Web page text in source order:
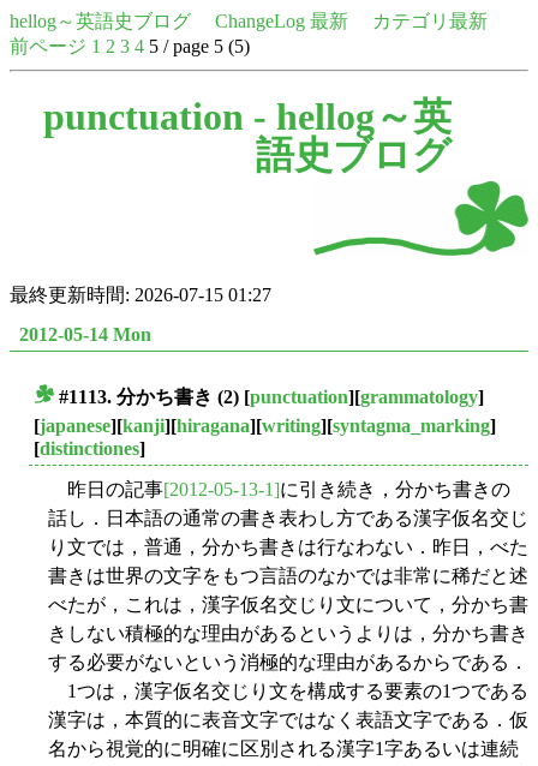
hellog～英語史ブログ ChangeLog 最新
カテゴリ最新
前ページ 1 2 3 4 5 / page 5 (5)
punctuation - hellog～英
語史ブログ
最終更新時間: 2026-07-15 01:27
2012-05-14 Mon
#1113. 分かち書き (2) [punctuation][grammatology]
[japanese][kanji][hiragana][writing][syntagma_marking]
[distinctiones]
昨日の記事[2012-05-13-1]に引き続き，分かち書きの
話し．日本語の通常の書き表わし方である漢字仮名交じ
り文では，普通，分かち書きは行なわない．昨日，べた
書きは世界の文字をもつ言語のなかでは非常に稀だと述
べたが，これは，漢字仮名交じり文について，分かち書
きしない積極的な理由があるというよりは，分かち書き
する必要がないという消極的な理由があるからである．
1つは，漢字仮名交じり文を構成する要素の1つである
漢字は，本質的に表音文字ではなく表語文字である．仮
名から視覚的に明確に区別される漢字1字あるいは連続